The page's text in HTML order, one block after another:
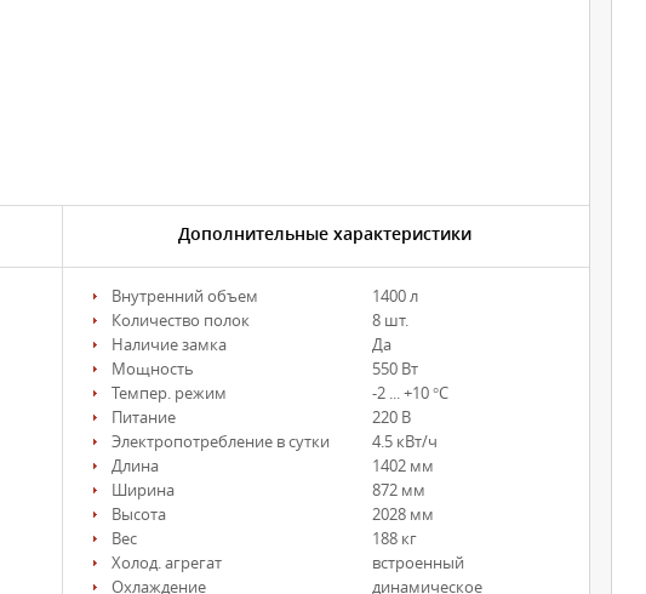
Дополнительные характеристики
Внутренний объем
1400 л
Количество полок
8 шт.
Наличие замка
Да
Мощность
550 Вт
Темпер. режим
-2 ... +10 °С
Питание
220 В
Электропотребление в сутки
4.5 кВт/ч
Длина
1402 мм
Ширина
872 мм
Высота
2028 мм
Вес
188 кг
Холод. агрегат
встроенный
Охлаждение
динамическое